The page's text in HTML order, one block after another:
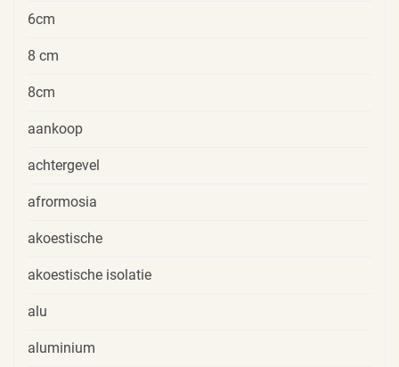
6cm
8 cm
8cm
aankoop
achtergevel
afrormosia
akoestische
akoestische isolatie
alu
aluminium